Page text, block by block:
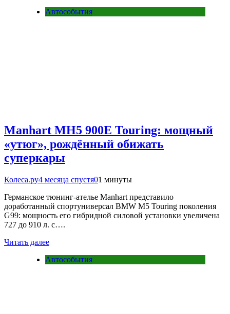
Автособытия
Manhart MH5 900E Touring: мощный
«утюг», рождённый обижать
суперкары
Колеса.ру4 месяца спустя01 минуты
Германское тюнинг-ателье Manhart представило
доработанный спортуниверсал BMW M5 Touring поколения
G99: мощность его гибридной силовой установки увеличена
727 до 910 л. с….
Читать далее
Автособытия